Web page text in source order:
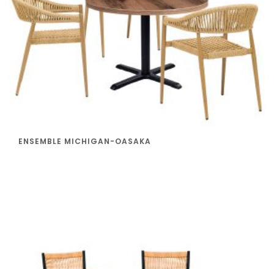
ENSEMBLE MICHIGAN-OASAKA